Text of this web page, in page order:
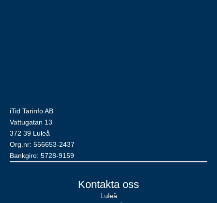
iTid Tarinfo AB
Vattugatan 13
372 39 Luleå
Org.nr: 556653-2437
Bankgiro: 5728-9159
Kontakta oss
Luleå